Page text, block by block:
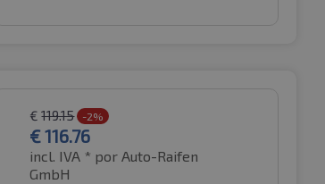
€ 119.15 -2%
€116.76
incl. IVA * por Auto-Raifen
GmbH